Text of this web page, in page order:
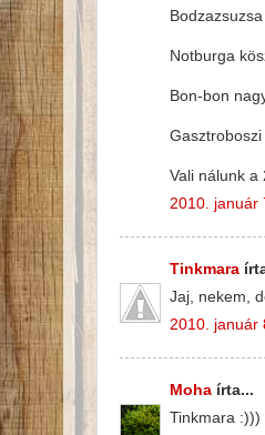
Notburga
Bon-bon
Vali nálunk a
2010. január
Tinkmara
Jaj, nekem,
2010. január
Moha írta...
Tinkmara :)))